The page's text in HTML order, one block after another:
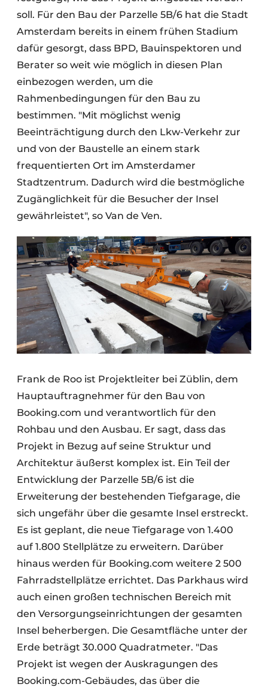
soll. Für den Bau der Parzelle 5B/6 hat die Stadt
Amsterdam bereits in einem frühen Stadium
dafür gesorgt, dass BPD, Bauinspektoren und
Berater so weit wie möglich in diesen Plan
einbezogen werden, um die
Rahmenbedingungen für den Bau zu
bestimmen. "Mit möglichst wenig
Beeinträchtigung durch den Lkw-Verkehr zur
und von der Baustelle an einem stark
frequentierten Ort im Amsterdamer
Stadtzentrum. Dadurch wird die bestmögliche
Zugänglichkeit für die Besucher der Insel
gewährleistet", so Van de Ven.
Frank de Roo ist Projektleiter bei Züblin, dem
Hauptauftragnehmer für den Bau von
Booking.com und verantwortlich für den
Rohbau und den Ausbau. Er sagt, dass das
Projekt in Bezug auf seine Struktur und
Architektur äußerst komplex ist. Ein Teil der
Entwicklung der Parzelle 5B/6 ist die
Erweiterung der bestehenden Tiefgarage, die
sich ungefähr über die gesamte Insel erstreckt.
Es ist geplant, die neue Tiefgarage von 1.400
auf 1.800 Stellplätze zu erweitern. Darüber
hinaus werden für Booking.com weitere 2 500
Fahrradstellplätze errichtet. Das Parkhaus wird
auch einen großen technischen Bereich mit
den Versorgungseinrichtungen der gesamten
Insel beherbergen. Die Gesamtfläche unter der
Erde beträgt 30.000 Quadratmeter. "Das
Projekt ist wegen der Auskragungen des
Booking.com-Gebäudes, das über die